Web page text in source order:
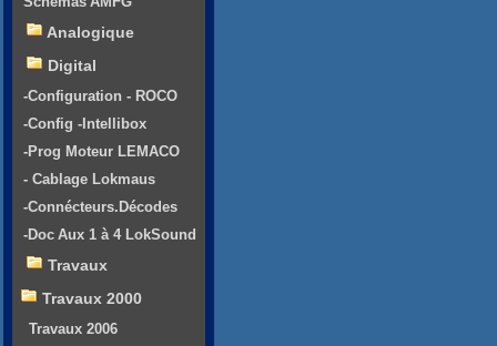
Analogique
Digital
-Configuration - ROCO
-Config -Intellibox
-Prog Moteur LEMACO
- Cablage Lokmaus
-Connécteurs.Décodes
-Doc Aux 1 à 4 LokSound
Travaux
Travaux 2000
Travaux 2006